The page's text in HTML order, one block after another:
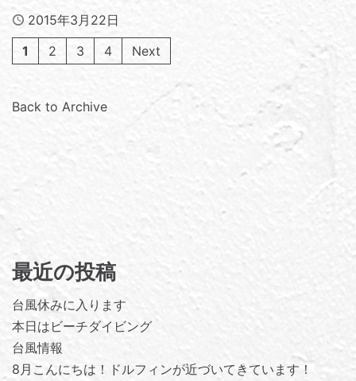
Published
2015年3月22日
1
2 3 4 Next
Back to Archive
最近の投稿
台風休みに入ります
本日はビーチダイビング
台風情報
8月こんにちは！ドルフィンが近づいてきています！